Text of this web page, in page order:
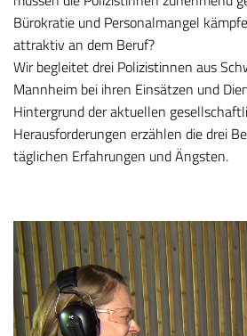
Bürokratie und Personalmangel
attraktiv an dem Beruf?
Wir begleitet drei Polizistinnen aus
Mannheim bei ihren Einsätzen und
Hintergrund der aktuellen
Herausforderungen erzählen die drei
täglichen Erfahrungen und Ängsten.